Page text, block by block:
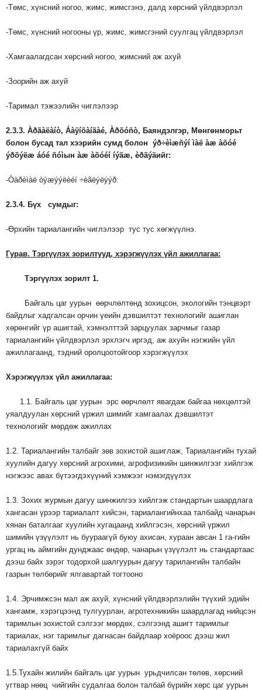
-Төмс, хүнсний ногоо, жимс, жимсгэнэ, далд хөрсний үйлдвэрлэл
-Төмс, хүнсний ногооны үр, жимс, жимсгэний суулгац үйлдвэрлэл
-Хамгаалагдсан хөрсний ногоо, жимсний аж ахуй
-Зоорийн аж ахуй
-Таримал тэжээлийн чиглэлээр
2.3.3. Àðãàëàíò, Áàÿíõàíãàé, Àðõóñò, Баяндэлгэр, Мөнгөнморьт
болон бусад тал хээрийн сумд болон ýð÷èìæñýí ìàë àæ àõóé
ýðõýëæ áóé ñóìын àæ àõóéí íýãæ, èðãýäийг:
-Òàðèìàë òýæýýëèéí ÷èãëýëýýð:
2.3.4. Бүх сумдыг:
-Өрхийн тариалангийн чиглэлээр тус тус хөгжүүлнэ.
Гурав. Тэргүүлэх зорилтууд, хэрэгжүүлэх үйл ажиллагаа:
Тэргүүлэх зорилт 1.
Байгаль цаг уурын өөрчлөлтөнд зохицсон, экологийн тэнцвэрт
байдлыг хадгалсан орчин үеийн дэвшилтэт технологийг ашиглан
хөрөнгийг үр ашигтай, хэмнэлттэй зарцуулах зарчмыг газар
тариалангийн үйлдвэрлэл эрхлэгч иргэд, аж ахуйн нэгжийн үйл
ажиллагаанд, тэдний оролцоотойгоор хэрэгжүүлэх
Хэрэгжүүлэх үйл ажиллагаа:
1.1. Байгаль цаг уурын эрс өөрчлөлт явагдаж байгаа нөхцөлтэй
уяалдуулан хөрсний үржил шимийг хамгаалах дэвшилтэт
технологийг мөрдөж ажиллах
1.2. Тариалангийн талбайг зөв зохистой ашиглаж, Тариалангийн тухай
хуулийн дагуу хөрсний агрохими, агрофизикийн шинжилгээг хийлгэж
нэгжээс авах бүтээгдэхүүний хэмжээг нэмэгдүүлэх
1.3. Зохих журмын дагуу шинжилгээ хийлгэж стандартын шаардлага
хангасан үрээр тариалалт хийсэн, тариалангийнхаа талбайд чанарын
хянан баталгааг хуулийн хугацаанд хийлгэсэн, хөрсний үржил
шимийн үзүүлэлт нь буураагүй буюу ахисан, хураан авсан 1 га-гийн
ургац нь аймгийн дунджаас өндөр, чанарын үзүүлэлт нь стандартаас
дээш байх зэрэг тодорхой шалгуурын дагуу тарилангийн талбайн
газрын төлбөрийг ялгавартай тогтооно
1.4. Эрчимжсэн мал аж ахуй, хүнсний үйлдвэрлэлийн түүхий эдийн
хангамж, хэрэгцээнд тулгуурлан, агротехникийн шаардлагад нийцсэн
таримлын зохистой сэлгээг мөрдөх, сэлгээнд ашигт таримлыг
тариалах, нэг таримлыг дагнасан байдлаар хоёроос дээш жил
тариалахгүй байх
1.5.Тухайн жилийн байгаль цаг уурын урьдчилсан төлөв, хөрсний
угтвар нөөц чийгийн судалгаа болон талбай бүрийн хөрс цаг уурын